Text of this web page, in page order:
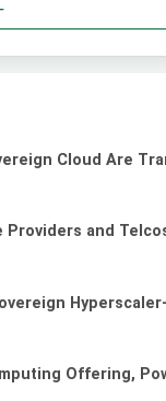
Cloud Are
Providers and
Offering,